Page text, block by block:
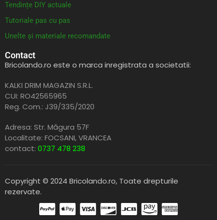
Tendințe DIY actuale
Tutoriale pas cu pas
Unelte și materiale recomandate
Contact
Bricolando.ro este o marca inregistrata a societatii:
KALKI DRIM MAGAZIN S.R.L.
CUI: RO42565965
Reg. Com.: J39/335/2020
Adresa: Str. Măgura 57F
Localitate: FOCSANI,VRANCEA
contact: 0737 478 238
Copyright © 2024 Bricolando.ro, Toate drepturile
rezervate.